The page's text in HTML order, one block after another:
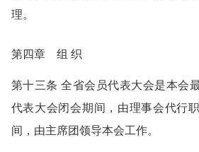
理。
第四章 组 织
第十三条 全省会员代表大会是本会
代表大会闭会期间，由理事会代行
间，由主席团领导本会工作。